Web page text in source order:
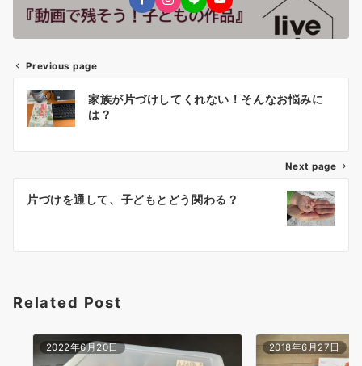
投
稿
ゲ
シ
ン
Previous page
家族が片づけしてくれない！そんなお悩みに
は？
Next page
片づけを通して、子どもとどう関わる？
Related Post
2022年6月20日 2018年6月27日